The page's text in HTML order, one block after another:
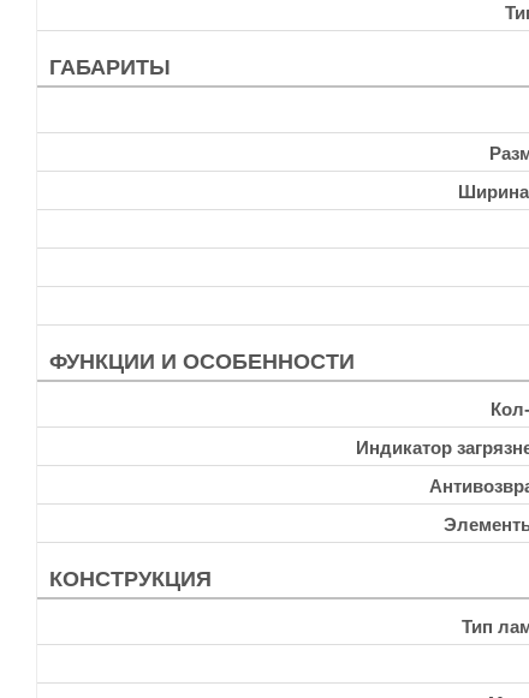
ГАБАРИТЫ
Ширина
ФУНКЦИИ И ОСОБЕННОСТИ
Индикатор
КОНСТРУКЦИЯ
Тип